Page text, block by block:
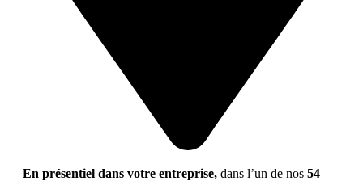
En présentiel dans votre entreprise, dans l’un de nos 54